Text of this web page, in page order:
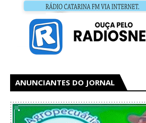
ANUNCIANTES DO JORNAL